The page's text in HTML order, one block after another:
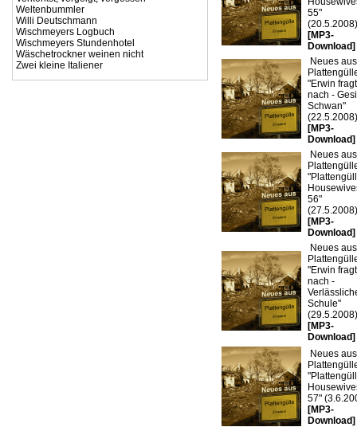
Weltenbummler
Willi Deutschmann
Wischmeyers Logbuch
Wischmeyers Stundenhotel
Wäschetrockner weinen nicht
Zwei kleine Italiener
55"
(20.5.2008)
[MP3-
Download]
Neues aus
"Erwin fragt
nach -
Schwan"
(22.5.2008)
[MP3-
Download]
Neues aus
56"
(27.5.2008)
[MP3-
Download]
Neues aus
"Erwin fragt
nach -
Schule"
(29.5.2008)
[MP3-
Download]
Neues aus
57"
[MP3-
Download]